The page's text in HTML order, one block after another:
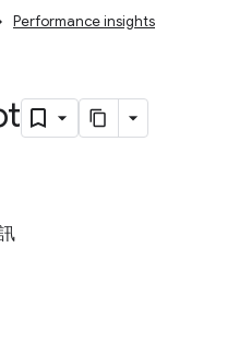
Performance insights